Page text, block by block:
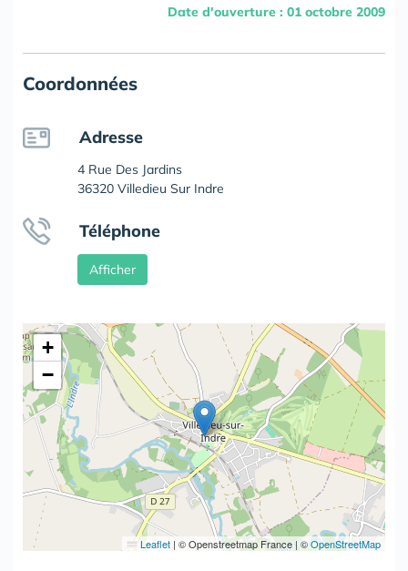
Date d'ouverture : 01 octobre 2009
Coordonnées
Adresse
4 Rue Des Jardins
36320 Villedieu Sur Indre
Téléphone
Afficher
+
−
Leaflet | © Openstreetmap France | ©OpenStreetMap